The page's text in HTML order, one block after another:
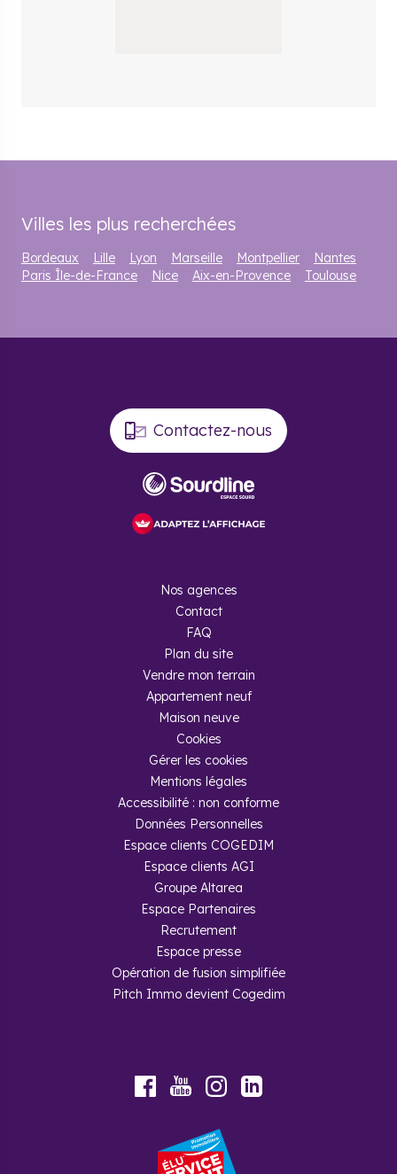
Villes les plus recherchées
Bordeaux Lille Lyon Marseille Montpellier
Nantes
Paris Île-de-France
Nice Aix-en-Provence Toulouse
Contactez-nous
Nos agences
Contact
FAQ
Plan du site
Vendre mon terrain
Appartement neuf
Maison neuve
Cookies
Gérer les cookies
Mentions légales
Accessibilité : non conforme
Données Personnelles
Espace clients COGEDIM
Espace clients AGI
Groupe Altarea
Espace Partenaires
Recrutement
Espace presse
Opération de fusion simplifiée
Pitch Immo devient Cogedim
FacebookYoutubeInstagram